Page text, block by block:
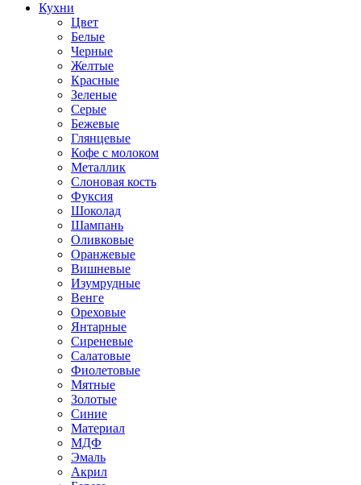
Кухни
Цвет
Белые
Черные
Желтые
Красные
Зеленые
Серые
Бежевые
Глянцевые
Кофе с молоком
Металлик
Слоновая кость
Фуксия
Шоколад
Шампань
Оливковые
Оранжевые
Вишневые
Изумрудные
Венге
Ореховые
Янтарные
Сиреневые
Салатовые
Фиолетовые
Мятные
Золотые
Синие
Материал
МДФ
Эмаль
Акрил